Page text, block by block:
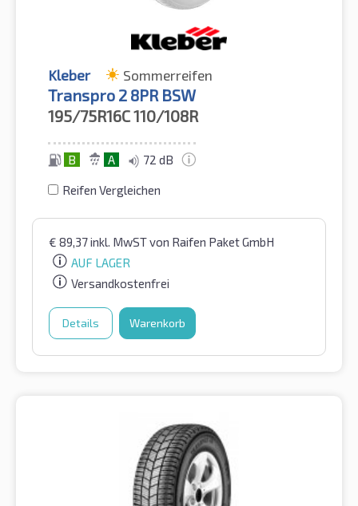
Kleber Sommerreifen
Transpro 2 8PR BSW
195/75R16C110/108R
B A 72 dB
Reifen Vergleichen
€ 89,37inkl. MwSTvon Raifen Paket GmbH
AUF LAGER
Versandkostenfrei
Details Warenkorb